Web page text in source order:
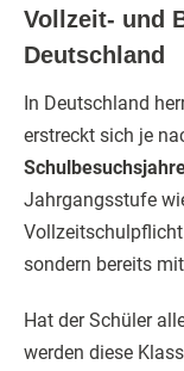
Vollzeit- und
Deutschland
In Deutschland
erstreckt sich je
Jahrgangsstufe
sondern bereits
Hat der Schüler
werden diese